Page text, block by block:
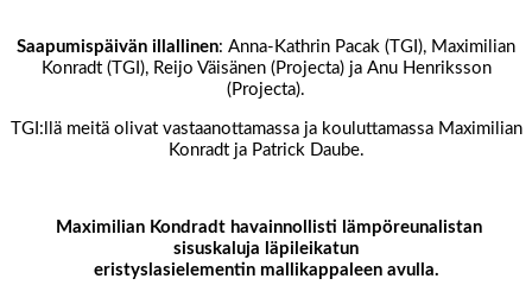
Saapumispäivän illallinen: Anna-Kathrin Pacak (TGI), Maximilian
Konradt (TGI), Reijo Väisänen (Projecta) ja Anu Henriksson
(Projecta).
TGI:llä meitä olivat vastaanottamassa ja kouluttamassa Maximilian
Konradt ja Patrick Daube.
Maximilian Kondradt havainnollisti lämpöreunalistan
sisuskaluja läpileikatun
eristyslasielementin mallikappaleen avulla.